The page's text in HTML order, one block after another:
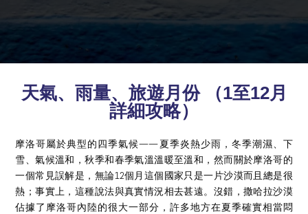
天氣、雨量、旅遊月份 （1至12月
詳細攻略）
摩洛哥屬於典型的四季氣候——夏季炎熱少雨，冬季潮濕、下
雪、氣候溫和，秋季和春季氣溫溫暖至溫和，然而關於摩洛哥的
一個常見誤解是，無論12個月這個國家只是一片沙漠而且總是很
熱；事實上，這種說法與真實情況相去甚遠。沒錯，撒哈拉沙漠
佔據了摩洛哥內陸的很大一部分，許多地方在夏季確實相當悶